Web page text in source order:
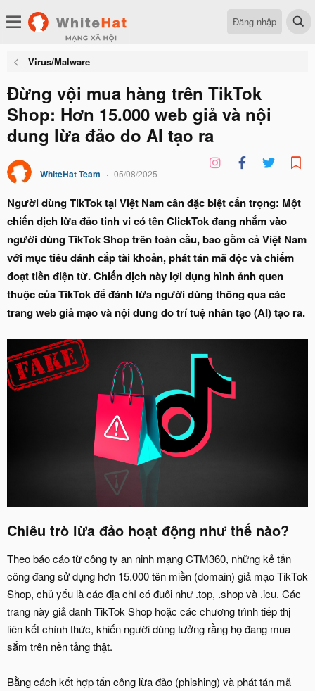
Đăng nhập
Virus/Malware
Đừng vội mua hàng trên TikTok
Shop: Hơn 15.000 web giả và nội
dung lừa đảo do AI tạo ra
WhiteHat Team 05/08/2025
Người dùng TikTok tại Việt Nam cần đặc biệt cẩn trọng: Một
chiến dịch lừa đảo tinh vi có tên ClickTok đang nhắm vào
người dùng TikTok Shop trên toàn cầu, bao gồm cả Việt Nam
với mục tiêu đánh cắp tài khoản, phát tán mã độc và chiếm
đoạt tiền điện tử. Chiến dịch này lợi dụng hình ảnh quen
thuộc của TikTok để đánh lừa người dùng thông qua các
trang web giả mạo và nội dung do trí tuệ nhân tạo (AI) tạo ra.
Chiêu trò lừa đảo hoạt động như thế nào?​
Theo báo cáo từ công ty an ninh mạng CTM360, những kẻ tấn
công đang sử dụng hơn 15.000 tên miền (domain) giả mạo TikTok
Shop, chủ yếu là các địa chỉ có đuôi như .top, .shop và .icu. Các
trang này giả danh TikTok Shop hoặc các chương trình tiếp thị
liên kết chính thức, khiến người dùng tưởng rằng họ đang mua
sắm trên nền tảng thật.
Bằng cách kết hợp tấn công lừa đảo (phishing) và phát tán mã